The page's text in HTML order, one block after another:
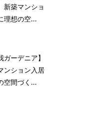
築マンショ
理想の空...
ガーデニア】
ション入居
空間づく...